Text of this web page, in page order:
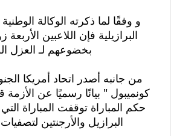
و وفقًا لما ذكرته الوكالة
البرازيلية فإن اللاعبين الأربعة
بخضوعهم لـ العزل
من جانبه أصدر اتحاد أمريكا
كونميبول " بيانًا رسميًا عن الأزمة
حكم المباراة توقفت المباراة
البرازيل والأرجنتين